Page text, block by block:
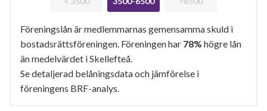
Föreningslån är medlemmarnas gemensamma skuld i
bostadsrättsföreningen. Föreningen har 78% högre lån
än medelvärdet i Skellefteå.
Se detaljerad belåningsdata och jämförelse i
föreningens BRF-analys.